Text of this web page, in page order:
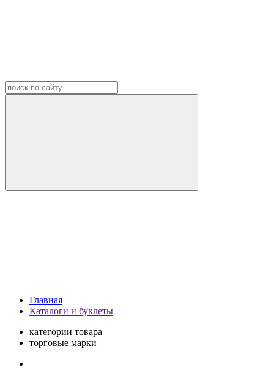
Главная
Каталоги и буклеты
категории товара
торговые марки